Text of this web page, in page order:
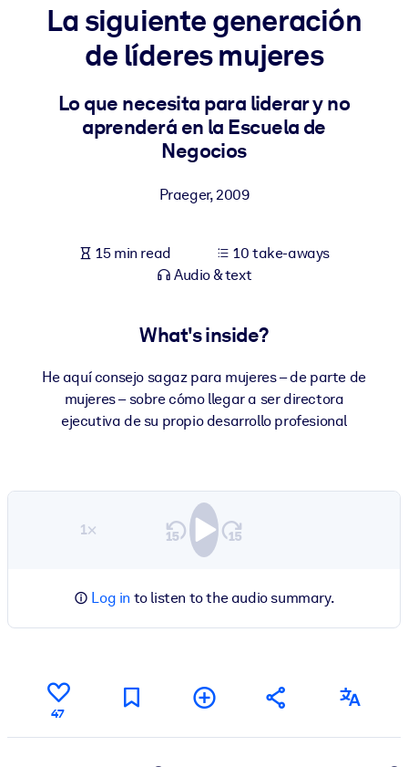
BY SYSTEM
For LMS/LXP
Bring bite-sized, verified knowledge into your LMS/LXP for
learning results.
For Corporate Libraries
Fuel your AI systems with reliable, structured knowledge to
La siguiente generación
de líderes mujeres
Lo que necesita para liderar y no
aprenderá en la Escuela de
Negocios
Praeger,2009
15 min read
10 take-aways
Audio & text
What's inside?
He aquí consejo sagaz para mujeres – de parte de
mujeres – sobre cómo llegar a ser directora
ejecutiva de su propio desarrollo profesional
1×
Log in to listen to the audio summary.
47